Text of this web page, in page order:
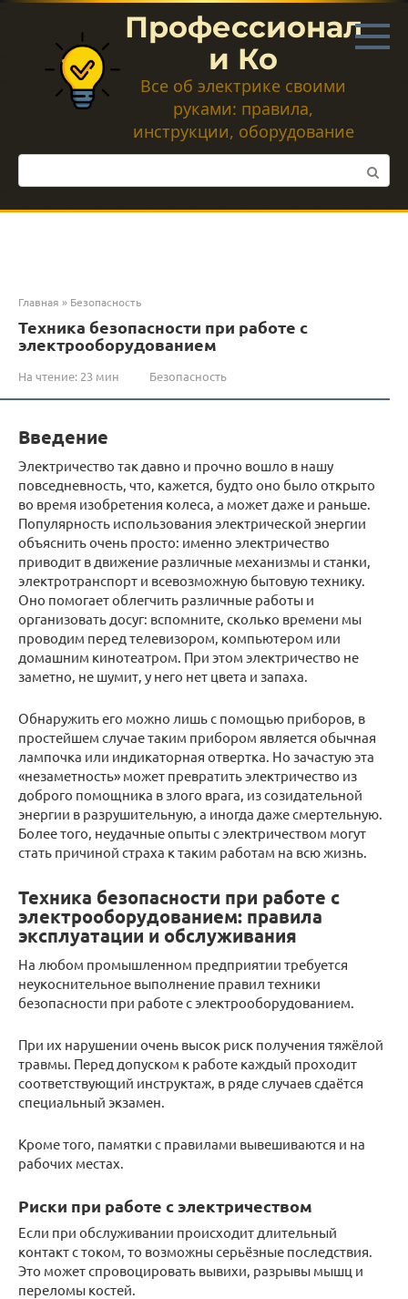
Перейти
контенту
Профессионал
и Ко
Все об электрике своими
руками: правила,
инструкции, оборудование
Поиск:
Главная » Безопасность
Техника безопасности при работе с
электрооборудованием
На чтение: 23 мин Безопасность
Введение
Электричество так давно и прочно вошло в нашу
повседневность, что, кажется, будто оно было открыто
во время изобретения колеса, а может даже и раньше.
Популярность использования электрической энергии
объяснить очень просто: именно электричество
приводит в движение различные механизмы и станки,
электротранспорт и всевозможную бытовую технику.
Оно помогает облегчить различные работы и
организовать досуг: вспомните, сколько времени мы
проводим перед телевизором, компьютером или
домашним кинотеатром. При этом электричество не
заметно, не шумит, у него нет цвета и запаха.
Обнаружить его можно лишь с помощью приборов, в
простейшем случае таким прибором является обычная
лампочка или индикаторная отвертка. Но зачастую эта
«незаметность» может превратить электричество из
доброго помощника в злого врага, из созидательной
энергии в разрушительную, а иногда даже смертельную.
Более того, неудачные опыты с электричеством могут
стать причиной страха к таким работам на всю жизнь.
Техника безопасности при работе с
электрооборудованием: правила
эксплуатации и обслуживания
На любом промышленном предприятии требуется
неукоснительное выполнение правил техники
безопасности при работе с электрооборудованием.
При их нарушении очень высок риск получения тяжёлой
травмы. Перед допуском к работе каждый проходит
соответствующий инструктаж, в ряде случаев сдаётся
специальный экзамен.
Кроме того, памятки с правилами вывешиваются и на
рабочих местах.
Риски при работе с электричеством
Если при обслуживании происходит длительный
контакт с током, то возможны серьёзные последствия.
Это может спровоцировать вывихи, разрывы мышц и
переломы костей.